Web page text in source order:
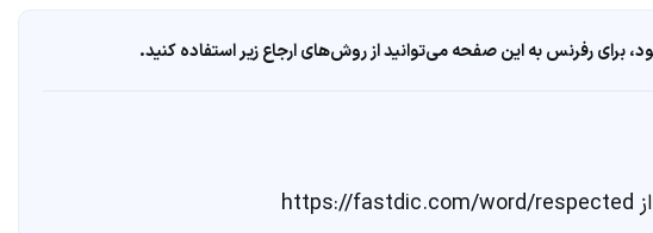
رفرنس به این صفحه می‌توانید از روش‌های ارجاع زیر استفاده کنید.